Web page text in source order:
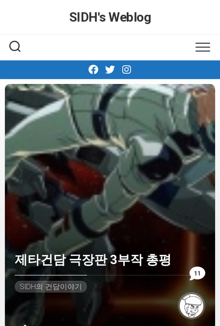
SIDH′s Weblog
11
제타건담 극장판 3부작 총평
SIDH의 건담이야기